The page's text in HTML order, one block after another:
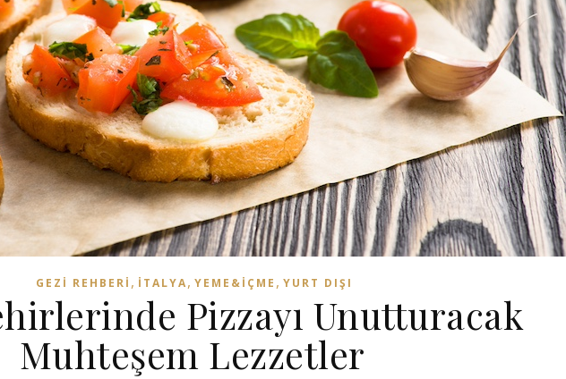
GEZI REHBERI , İTALYA, YEME&İÇME , YURT DIŞI
Pizzayı Unutturacak
Muhteşem Lezzetler